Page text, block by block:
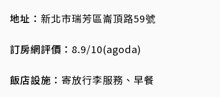
地址： 新北市瑞芳區崙頂路59號
訂房網評價： 8.9/10(agoda)
飯店設施： 寄放行李服務、早餐